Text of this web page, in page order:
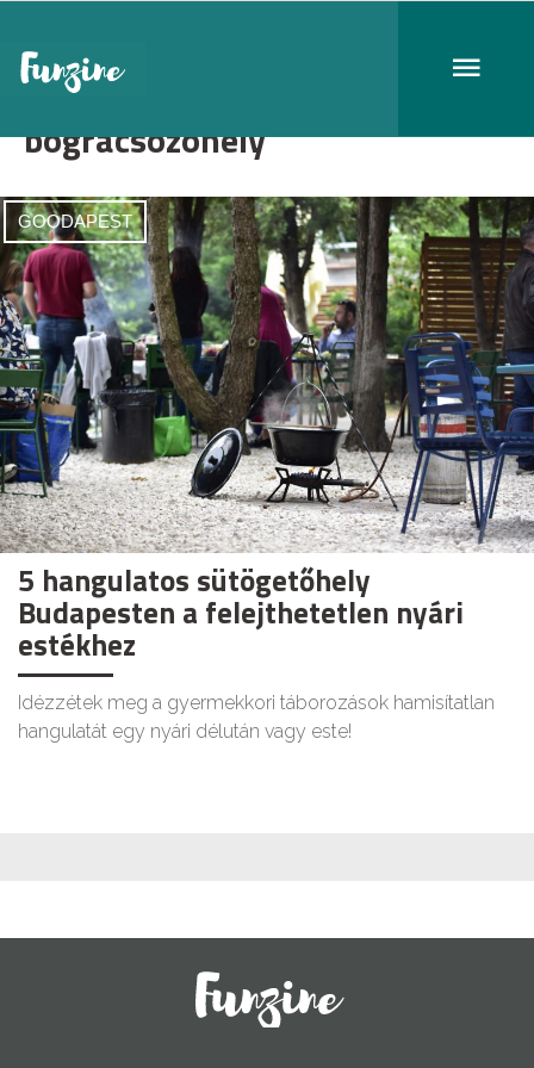
bográcsozóhely
GOODAPEST
5 hangulatos sütögetőhely
Budapesten a felejthetetlen nyári
estékhez
Idézzétek meg a gyermekkori táborozások hamisítatlan
hangulatát egy nyári délután vagy este!